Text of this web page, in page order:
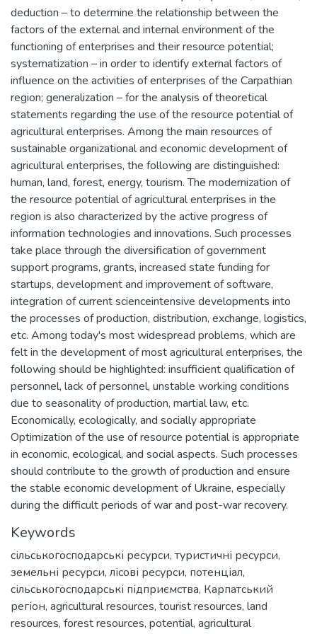
deduction – to determine the relationship between the
factors of the external and internal environment of the
functioning of enterprises and their resource potential;
systematization – in order to identify external factors of
influence on the activities of enterprises of the Carpathian
region; generalization – for the analysis of theoretical
statements regarding the use of the resource potential of
agricultural enterprises. Among the main resources of
sustainable organizational and economic development of
agricultural enterprises, the following are distinguished:
human, land, forest, energy, tourism. The modernization of
the resource potential of agricultural enterprises in the
region is also characterized by the active progress of
information technologies and innovations. Such processes
take place through the diversification of government
support programs, grants, increased state funding for
startups, development and improvement of software,
integration of current scienceintensive developments into
the processes of production, distribution, exchange, logistics,
etc. Among today's most widespread problems, which are
felt in the development of most agricultural enterprises, the
following should be highlighted: insufficient qualification of
personnel, lack of personnel, unstable working conditions
due to seasonality of production, martial law, etc.
Economically, ecologically, and socially appropriate
Optimization of the use of resource potential is appropriate
in economic, ecological, and social aspects. Such processes
should contribute to the growth of production and ensure
the stable economic development of Ukraine, especially
during the difficult periods of war and post-war recovery.
Keywords
сільськогосподарські ресурси, туристичні ресурси,
земельні ресурси, лісові ресурси, потенціал,
сільськогосподарські підприємства, Карпатський
регіон, agricultural resources, tourist resources, land
resources, forest resources, potential, agricultural